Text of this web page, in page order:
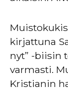
kirjattuna
nyt” -biisin
varmasti.
Kristianin